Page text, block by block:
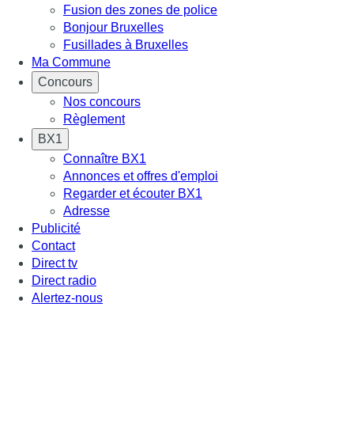
Fusion des zones de police
Bonjour Bruxelles
Fusillades à Bruxelles
Ma Commune
Concours
Nos concours
Règlement
BX1
Connaître BX1
Annonces et offres d'emploi
Regarder et écouter BX1
Adresse
Publicité
Contact
Direct tv
Direct radio
Alertez-nous